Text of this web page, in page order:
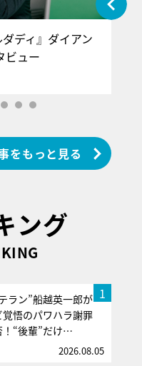
ダディ』ダイアン
ンタビュー
をもっと見る
ング
1
ラン”船越英一郎が
覚悟のパワハラ謝罪
！“後輩”だけ…
2026.08.05